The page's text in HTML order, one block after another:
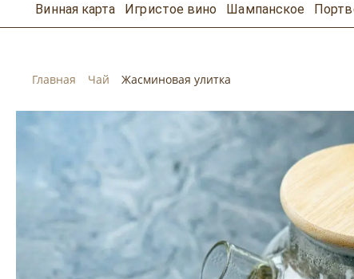
Винная карта Игристое вино Шампанское
Главная Чай Жасминовая улитка